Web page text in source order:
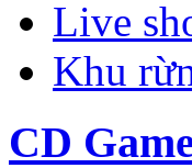
Live
Khu
CD